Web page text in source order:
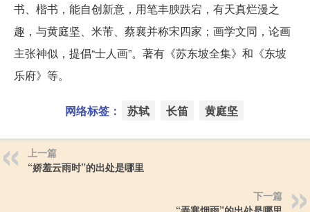
书、楷书，能自创新意，用笔丰腴跌宕，有天真烂漫之
趣，与黄庭坚、米芾、蔡襄并称宋四家；画学文同，论画
主张神似，提倡“士人画”。著有《苏东坡全集》和《东坡
乐府》等。
网络标签： 苏轼 长笛 黄庭坚
上一篇
“娇羞云雨时”的出处是哪里
下一篇